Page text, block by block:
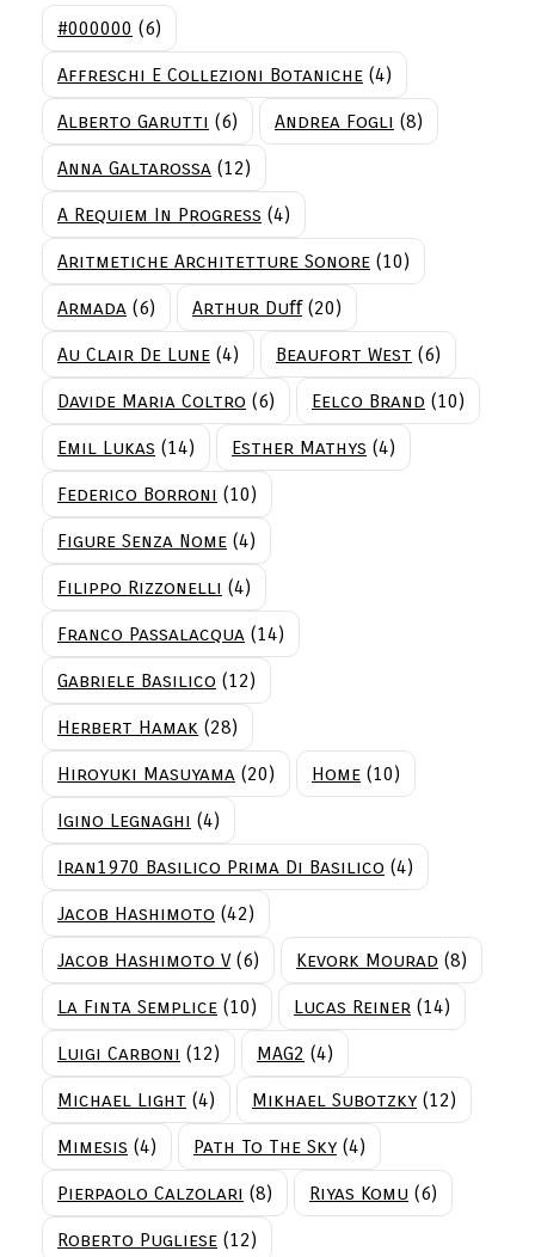
#000000 (6)
Affreschi E Collezioni Botaniche (4)
Alberto Garutti (6) Andrea Fogli (8)
Anna Galtarossa (12)
A Requiem In Progress (4)
Aritmetiche Architetture Sonore (10)
Armada (6) Arthur Duﬀ (20)
Au Clair De Lune (4) Beaufort West (6)
Davide Maria Coltro (6) Eelco Brand (10)
Emil Lukas (14) Esther Mathys (4)
Federico Borroni (10)
Figure Senza Nome (4)
Filippo Rizzonelli (4)
Franco Passalacqua (14)
Gabriele Basilico (12)
Herbert Hamak (28)
Hiroyuki Masuyama (20) Home (10)
Igino Legnaghi (4)
Iran1970 Basilico Prima Di Basilico (4)
Jacob Hashimoto (42)
Jacob Hashimoto V (6) Kevork Mourad (8)
La Finta Semplice (10) Lucas Reiner (14)
Luigi Carboni (12) MAG2 (4)
Michael Light (4) Mikhael Subotzky (12)
Mimesis (4) Path To The Sky (4)
Pierpaolo Calzolari (8) Riyas Komu (6)
Roberto Pugliese (12)